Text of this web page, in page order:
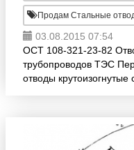
Продам Стальные
03.08.2015 07:54
ОСТ 108-321-23-82
трубопроводов ТЭС
отводы